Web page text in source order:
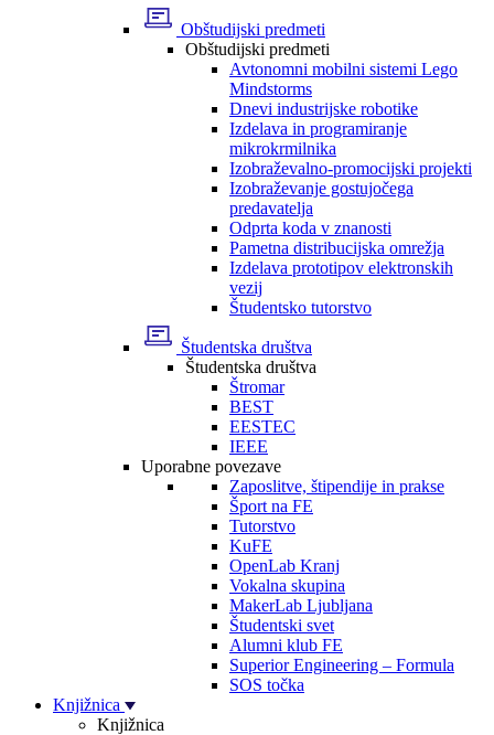
Obštudijski predmeti
Obštudijski predmeti
Avtonomni mobilni sistemi Lego
Mindstorms
Dnevi industrijske robotike
Izdelava in programiranje
mikrokrmilnika
Izobraževalno-promocijski projekti
Izobraževanje gostujočega
predavatelja
Odprta koda v znanosti
Pametna distribucijska omrežja
Izdelava prototipov elektronskih
vezij
Študentsko tutorstvo
Študentska društva
Študentska društva
Štromar
BEST
EESTEC
IEEE
Uporabne povezave
Zaposlitve, štipendije in prakse
Šport na FE
Tutorstvo
KuFE
OpenLab Kranj
Vokalna skupina
MakerLab Ljubljana
Študentski svet
Alumni klub FE
Superior Engineering – Formula
SOS točka
Knjižnica
Knjižnica